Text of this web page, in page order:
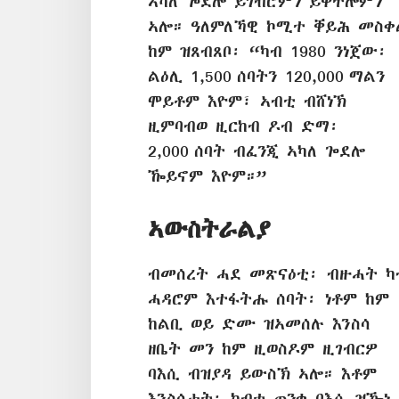
ኣሎ። ዓለምለኻዊ ኮሚተ ቐይሕ
ከም ዝጸብጸቦ፡ “ካብ 1980 ንነጀው፡
ልዕሊ 1,500 ሰባትን 120,000 ማልን
ሞይቶም እዮም፣ ኣብቲ ብሸነኽ
ዚምባብወ ዚርከብ ዶብ ድማ፡
2,000 ሰባት ብፈንጂ ኣካለ ጐደሎ
ዀይኖም እዮም።”
ኣውስትራልያ
ብመሰረት ሓደ መጽናዕቲ፡ ብዙሓት
ሓዳሮም እተፋትሑ ሰባት፡ ነቶም ከም
ከልቢ ወይ ድሙ ዝኣመሰሉ እንስሳ
ዘቤት መን ከም ዚወስዶም ዚገብርዎ
ባእሲ ብዝያዳ ይውስኽ ኣሎ። እቶም